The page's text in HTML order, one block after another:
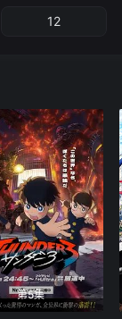
12
第5集